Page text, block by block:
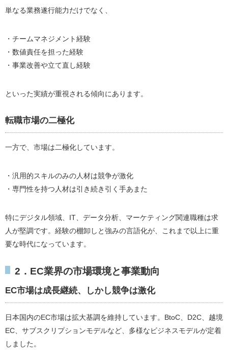
単なる業務遂行能力だけでなく、
・チームマネジメント経験
・数値責任を担った経験
・事業改善や立て直し経験
といった実績が重視される傾向にあります。
転職市場の二極化
一方で、市場は二極化しています。
・汎用的スキルのみの人材は競争が激化
・専門性を持つ人材は引き続き引く手あまた
特にデジタル領域、IT、データ分析、マーケティング関連職種は求
人が堅調です。経験の棚卸しと強みの言語化が、これまで以上に重
要な時代になっています。
2．EC業界の市場環境と事業動向
EC市場は成長継続、しかし競争は激化
日本国内のEC市場は拡大基調を維持しています。BtoC、D2C、越境
EC、サブスクリプションモデルなど、多様なビジネスモデルが定着
しました。